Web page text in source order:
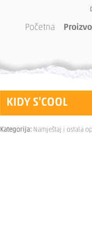
Početna
KIDY S'COOL
Kategorija: Namještaj i ostala